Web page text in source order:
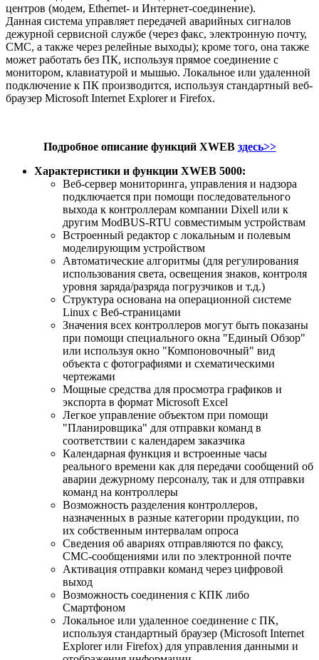
центров (модем, Ethernet- и Интернет-соединение).
Данная система управляет передачей аварийных сигналов
дежурной сервисной службе (через факс, электронную почту,
СМС, а также через релейные выходы); кроме того, она также
может работать без ПК, используя прямое соединение с
монитором, клавиатурой и мышью. Локальное или удаленной
подключение к ПК производится, используя стандартный веб-
браузер Microsoft Internet Explorer и Firefox.
Подробное описание функций XWEB здесь>>
Характеристики и функции XWEB 5000:
Веб-сервер мониторинга, управления и надзора
подключается при помощи последовательного
выхода к контроллерам компании Dixell или к
другим ModBUS-RTU совместимым устройствам
Встроенный редактор с локальным и полевым
моделирующим устройством
Автоматические алгоритмы (для регулирования
использования света, освещения знаков, контроля
уровня заряда/разряда погрузчиков и т.д.)
Структура основана на операционной системе
Linux с Веб-страницами
Значения всех контроллеров могут быть показаны
при помощи специального окна "Единый Обзор"
или используя окно "Компоновочный" вид
объекта с фотографиями и схематическими
чертежами
Мощные средства для просмотра графиков и
экспорта в формат Microsoft Excel
Легкое управление объектом при помощи
"Планировщика" для отправки команд в
соответствии с календарем заказчика
Календарная функция и встроенные часы
реального времени как для передачи сообщений об
аварии дежурному персоналу, так и для отправки
команд на контроллеры
Возможность разделения контроллеров,
назначенных в разные категории продукции, по
их собственным интервалам опроса
Сведения об авариях отправляются по факсу,
СМС-сообщениями или по электронной почте
Активация отправки команд через цифровой
выход
Возможность соединения с КПК либо
Смартфоном
Локальное или удаленное соединение с ПК,
используя стандартный браузер (Microsoft Internet
Explorer или Firefox) для управления данными и